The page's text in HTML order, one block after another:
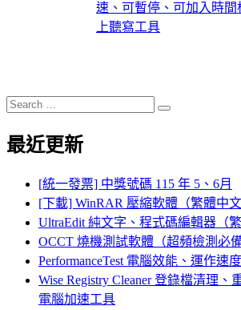
速、可暫停、可加入時間
上聽寫工具
Search
for:
Search
最近更新
[統一發票] 中獎號碼 115 年 5、6月
[下載] WinRAR 壓縮軟體（繁體中文
UltraEdit 純文字、程式碼編輯器（
OCCT 燒機測試軟體（超頻檢測必備
PerformanceTest 電腦效能、運作速
Wise Registry Cleaner 登錄檔清理、
電腦加速工具